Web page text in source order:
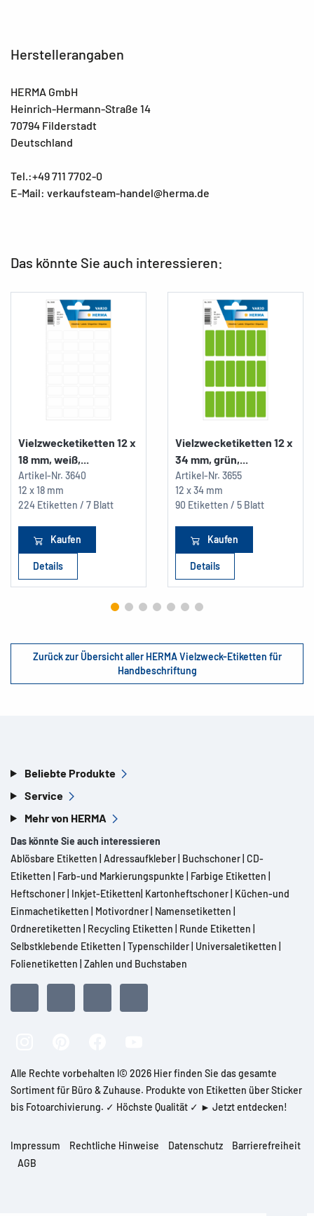
Herstellerangaben
HERMA GmbH
Heinrich-Hermann-Straße 14
70794 Filderstadt
Deutschland
Tel.:+49 711 7702-0
E-Mail: verkaufsteam-handel@herma.de
Das könnte Sie auch interessieren:
Vielzwecketiketten 12 x
18 mm, weiß,...
Artikel-Nr. 3640
12 x 18 mm
224 Etiketten / 7 Blatt
Kaufen
Details
Vielzwecketiketten 12 x
34 mm, grün,...
Artikel-Nr. 3655
12 x 34 mm
90 Etiketten / 5 Blatt
Kaufen
Details
Zurück zur Übersicht aller HERMA Vielzweck-Etiketten für
Handbeschriftung
Beliebte Produkte
Service
Mehr von HERMA
Das könnte Sie auch interessieren
Ablösbare Etiketten Adressaufkleber Buchschoner CD-
Etiketten
Farb-und Markierungspunkte Farbige Etiketten
Heftschoner Inkjet-Etiketten Kartonheftschoner Küchen-und
Einmachetiketten
Motivordner Namensetiketten
Ordneretiketten
Recycling Etiketten Runde Etiketten
Selbstklebende Etiketten Typenschilder Universaletiketten
Folienetiketten Zahlen und Buchstaben
Alle Rechte vorbehalten l© 2026 Hier finden Sie das gesamte
Sortiment für Büro & Zuhause. Produkte von Etiketten über Sticker
bis Fotoarchivierung. ✓ Höchste Qualität ✓ ► Jetzt entdecken!
Impressum Rechtliche Hinweise Datenschutz
Barrierefreiheit
AGB